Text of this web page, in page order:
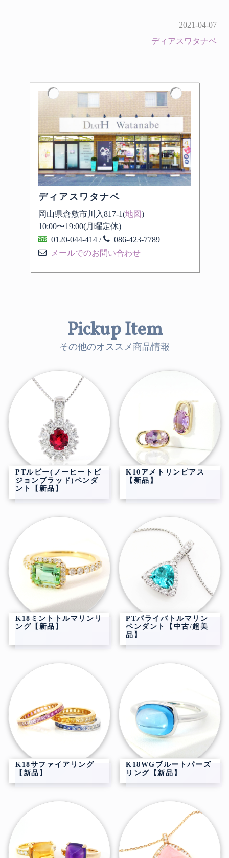
2021-04-07
ディアスワタナベ
ディアスワタナベ
岡山県倉敷市川入817-1(地図)
10:00〜19:00(月曜定休)
0120-044-414 /
086-423-7789
メールでのお問い合わせ
Pickup Item
その他のオススメ商品情報
PTルビー(ノーヒートピ
ジョンブラッド)ペンダ
ント【新品】
K10アメトリンピアス
【新品】
K18ミントトルマリンリ
ング【新品】
PTパライバトルマリン
ペンダント【中古/超美
品】
K18サファイアリング
【新品】
K18WGブルートパーズ
リング【新品】